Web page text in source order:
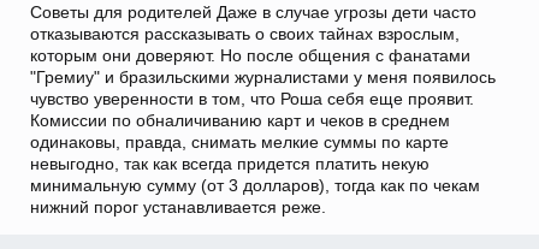
Советы для родителей Даже в случае угрозы дети часто
отказываются рассказывать о своих тайнах взрослым,
которым они доверяют. Но после общения с фанатами
"Гремиу" и бразильскими журналистами у меня появилось
чувство уверенности в том, что Роша себя еще проявит.
Комиссии по обналичиванию карт и чеков в среднем
одинаковы, правда, снимать мелкие суммы по карте
невыгодно, так как всегда придется платить некую
минимальную сумму (от 3 долларов), тогда как по чекам
нижний порог устанавливается реже.